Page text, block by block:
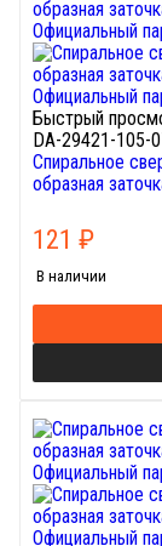
Быстрый
DA-29421-105-
Спиральное
образная
121 ₽
В наличии